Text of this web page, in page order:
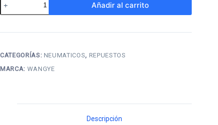
130x60-
matrix
150cc)
Añadir al carrito
CATEGORÍAS: NEUMATICOS, REPUESTOS
MARCA: WANGYE
Descripción